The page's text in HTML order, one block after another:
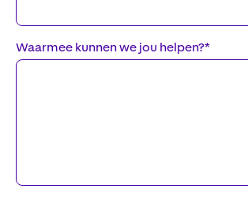
Waarmee kunnen we jou helpen?*